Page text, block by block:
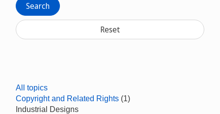
Search
Reset
All topics
Copyright and Related Rights (1)
Industrial Designs